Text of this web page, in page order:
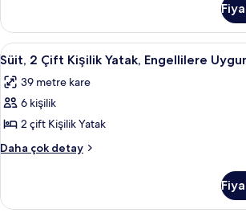
(Roll-
In
Shower)
için
tüm
fotoğrafları
görün
(King)
Boy
Yatak,
Engellilere
Uygun
(Roll-
Shower)
hakkında
daha
Süit,
2
Çift
Kişilik
Yatak,
Engellilere
için
Süit, 2 Çift
5
Süit, 2 Çift Kişilik Yatak, Engellilere
39 metre kare
6 kişilik
2 çift Kişilik Yatak
Daha çok detay
Süit,
Yatak,